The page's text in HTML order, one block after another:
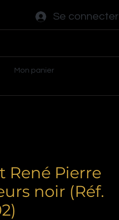
Se connecter
Mon panier
René Pierre
noir (Réf.